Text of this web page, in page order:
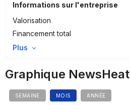
Informations sur l'entreprise
Valorisation
Financement total
Plus
Graphique NewsHeat
SEMAINE MOIS ANNÉE